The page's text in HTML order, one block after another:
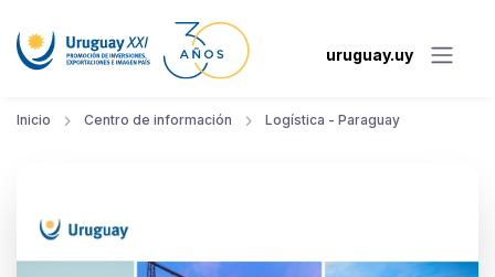
uruguay.uy
Inicio Centro de información Logística - Paraguay